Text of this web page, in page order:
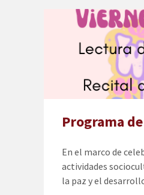
Programa
En el marco de
actividades
la paz y el